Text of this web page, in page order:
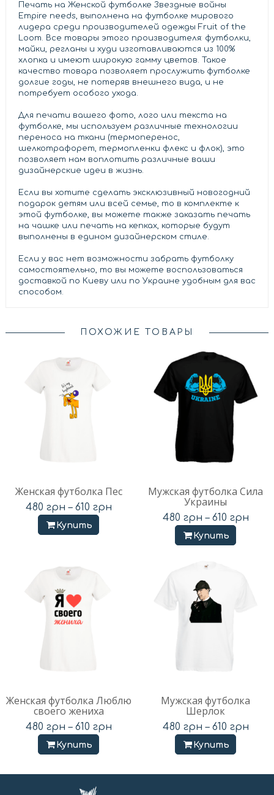
Печать на Женской футболке Звездные войны
Empire needs, выполнена на футболке мирового
лидера среди производителей одежды Fruit of the
Loom. Все товары этого производителя: футболки,
майки, регланы и худи изготавливаются из 100%
хлопка и имеют широкую гамму цветов. Такое
качество товара позволяет прослужить футболке
долгие годы, не потеряв внешнего вида, и не
потребует особого ухода.
Для печати вашего фото, лого или текста на
футболке, мы используем различные технологии
переноса на ткани (термоперенос,
шелкотрафорет, термопленки флекс и флок), это
позволяет нам воплотить различные ваши
дизайнерские идеи в жизнь.
Если вы хотите сделать эксклюзивный новогодний
подарок детям или всей семье, то в комплекте к
этой футболке, вы можете также заказать печать
на чашке или печать на кепках, которые будут
выполнены в едином дизайнерском стиле.
Если у вас нет возможности забрать футболку
самостоятельно, то вы можете воспользоваться
доставкой по Киеву или по Украине удобным для вас
способом.
ПОХОЖИЕ ТОВАРЫ
Женская футболка Пес
480 грн – 610 грн
Купить
Мужская футболка Сила
Украины
480 грн – 610 грн
Купить
Женская футболка Люблю
своего жениха
480 грн – 610 грн
Купить
Мужская футболка
Шерлок
480 грн – 610 грн
Купить